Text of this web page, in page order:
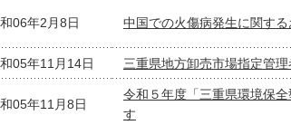
06年2月8日 中国での火傷病発生に関す
05年11月14日 三重県地方卸売市場指定管
05年11月8日
令和５年度「三重県環境保
す